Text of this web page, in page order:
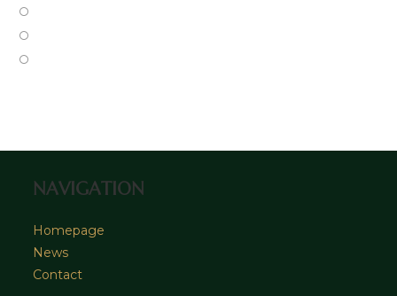
tab
NAVIGATION
Homepage
News
Contact